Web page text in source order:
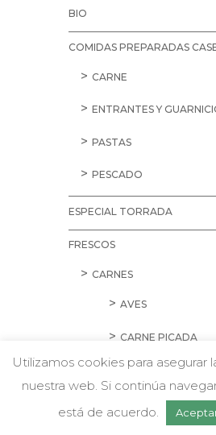
BIO
COMIDAS PREPARADAS
CARNE
ENTRANTES Y
PASTAS
PESCADO
ESPECIAL TORRADA
FRESCOS
CARNES
AVES
CARNE PICADA
CERDO
CORDERO Y
Utilizamos cookies para asegurar
nuestra web. Si continúa
está de acuerdo.